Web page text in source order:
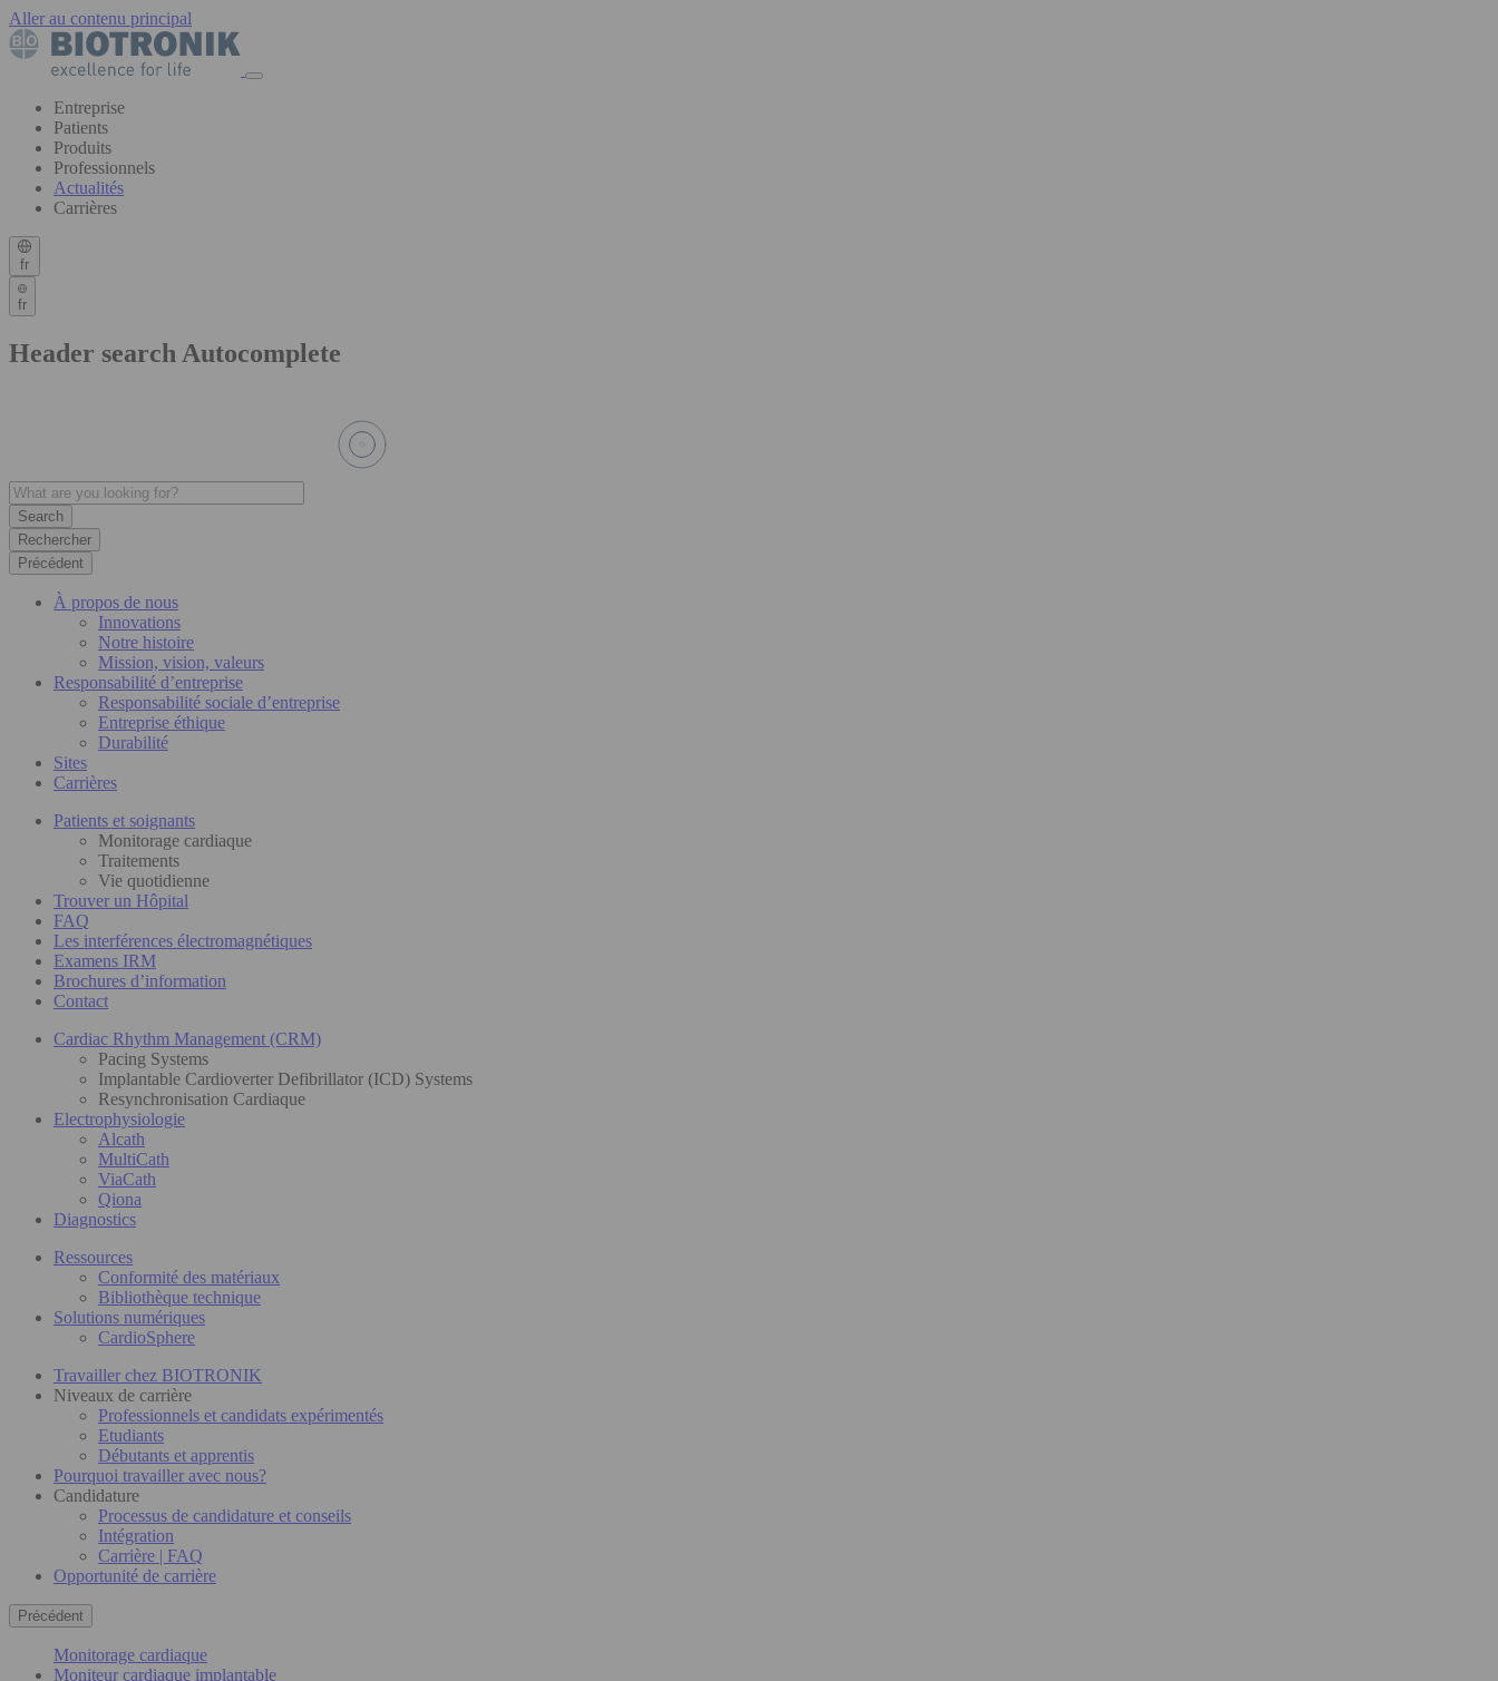
Aller au contenu principal
Entreprise
Patients
Produits
Professionnels
Actualités
Carrières
fr
fr
Header search Autocomplete
Rechercher
Précédent
À propos de nous
Innovations
Notre histoire
Mission, vision, valeurs
Responsabilité d’entreprise
Responsabilité sociale d’entreprise
Entreprise éthique
Durabilité
Sites
Carrières
Patients et soignants
Monitorage cardiaque
Traitements
Vie quotidienne
Trouver un Hôpital
FAQ
Les interférences électromagnétiques
Examens IRM
Brochures d’information
Contact
Cardiac Rhythm Management (CRM)
Pacing Systems
Implantable Cardioverter Defibrillator (ICD) Systems
Resynchronisation Cardiaque
Electrophysiologie
Alcath
MultiCath
ViaCath
Qiona
Diagnostics
Ressources
Conformité des matériaux
Bibliothèque technique
Solutions numériques
CardioSphere
Travailler chez BIOTRONIK
Niveaux de carrière
Professionnels et candidats expérimentés
Etudiants
Débutants et apprentis
Pourquoi travailler avec nous?
Candidature
Processus de candidature et conseils
Intégration
Carrière | FAQ
Opportunité de carrière
Précédent
Monitorage cardiaque
Moniteur cardiaque implantable